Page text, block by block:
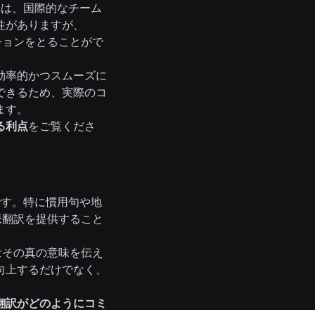
、国際的なチーム
ありますが、
ンをとることがで
率的かつスムーズに
るため、実際のコ
。
利点をご覧くださ
。特に慣用句や地
訳を提供すること
の真の意味を伝え
するだけでなく、
訳がどのようにコミ